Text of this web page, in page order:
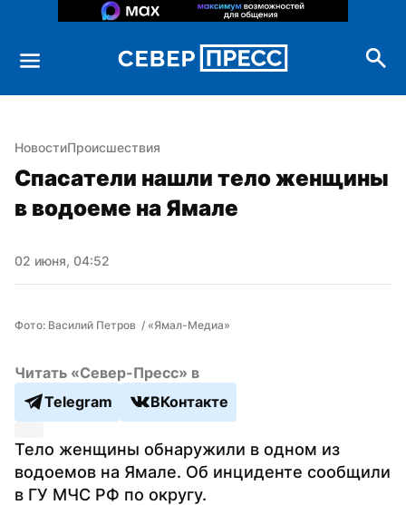
НовостиПроисшествия
Спасатели нашли тело женщины
в водоеме на Ямале
02 июня, 04:52
Фото: Василий Петров  / «Ямал-Медиа»
Читать «Север-Пресс» в
Telegram
ВКонтакте
Тело женщины обнаружили в одном из
водоемов на Ямале. Об инциденте сообщили
в ГУ МЧС РФ по округу.